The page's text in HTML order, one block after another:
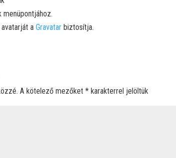
menüpontjához.
avatarját aGravatar biztosítja.
A kötelező mezőket* karakterrel jelöltük